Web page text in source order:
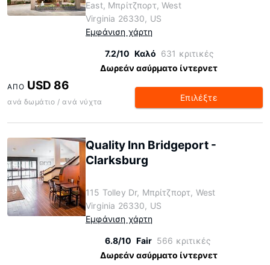
East, Μπρίτζπορτ, West
Virginia 26330, US
Εμφάνιση χάρτη
7.2/10 Καλό 631 κριτικές
Δωρεάν ασύρματο ίντερνετ
ΑΠΌ USD 86
ανά δωμάτιο / ανά νύχτα Επιλέξτε
Quality Inn Bridgeport -
Clarksburg
115 Tolley Dr, Μπρίτζπορτ, West
Virginia 26330, US
Εμφάνιση χάρτη
6.8/10 Fair 566 κριτικές
Δωρεάν ασύρματο ίντερνετ